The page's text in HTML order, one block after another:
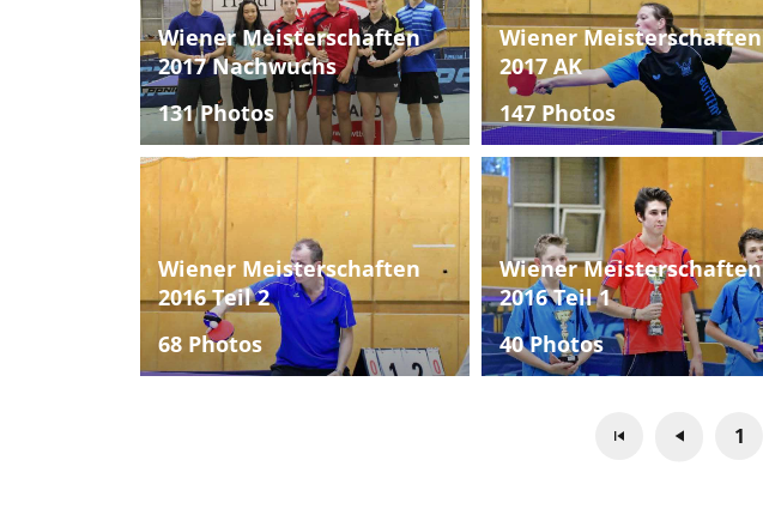
Wiener Meisterschaften
2017 Nachwuchs
131 Photos
Wiener Meisterschaften
2017 AK
147 Photos
Wiener Meisterschaften
2016 Teil 2
68 Photos
Wiener Meisterschaften
2016 Teil 1
40 Photos
1